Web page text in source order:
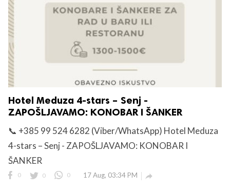
Hotel Meduza 4-stars – Senj -
ZAPOŠLJAVAMO: KONOBAR I ŠANKER
📞 +385 99 524 6282 (Viber/WhatsApp) Hotel Meduza
4-stars – Senj - ZAPOŠLJAVAMO: KONOBAR I
ŠANKER
0 0 0 17 Aug, 03:34 PM 